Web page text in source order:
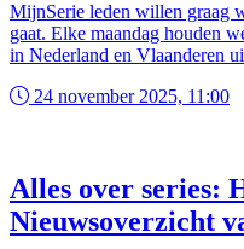
MijnSerie leden willen graag
gaat. Elke maandag houden
in Nederland en Vlaanderen
24 november 2025, 11:00
Alles over series:
Nieuwsoverzicht